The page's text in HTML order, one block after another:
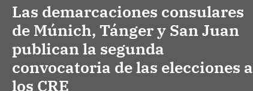
Las demarcaciones consulares
de Múnich, Tánger y San Juan
publican la segunda
convocatoria de las elecciones a
los CRE